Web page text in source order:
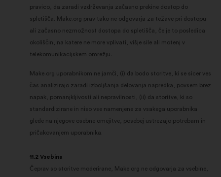
pravico, da zaradi vzdrževanja začasno prekine dostop do
spletišča. Make.org prav tako ne odgovarja za težave pri dostopu
ali začasno nezmožnost dostopa do spletišča, če je to posledica
okoliščin, na katere ne more vplivati, višje sile ali motenj v
telekomunikacijskem omrežju.
Make.org uporabnikom ne jamči, (i) da bodo storitve, ki se sicer ves
čas analizirajo zaradi izboljšanja delovanja napredka, povsem brez
napak, pomanjkljivosti ali nepravilnosti, (ii) da storitve, ki so
standardizirane in niso vse namenjene za vsakega uporabnika
glede na njegove osebne omejitve, posebej ustrezajo potrebam in
pričakovanjem uporabnika.
11.2 Vsebina
Čeprav so storitve moderirane, Make.org ne odgovarja za vsebine,